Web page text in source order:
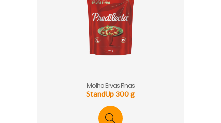
Molho Ervas Finas
StandUp 300 g